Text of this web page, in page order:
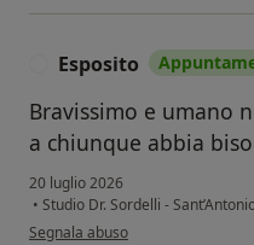
Esposito
Bravissimo e umano
a chiunque abbia
20 luglio 2026
• Studio Dr. Sordelli -
secondo l'opinione dell'utente
Segnala abuso